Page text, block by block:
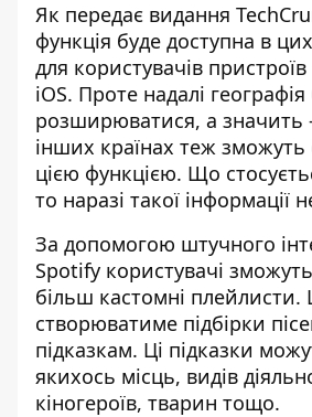
Як передає видання
функція буде доступна в
для користувачів
iOS. Проте надалі географія
розширюватися, а значить
інших країнах теж зможуть
цією функцією. Що
то наразі такої інформації
За допомогою штучного
Spotify користувачі
більш кастомні плейлисти.
створюватиме підбірки
підказкам. Ці підказки
якихось місць, видів
кіногероїв, тварин тощо.